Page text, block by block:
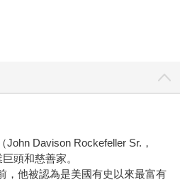
Davison Rockefeller Sr.，
頭和慈善家。
，他被認為是美國有史以來最富有